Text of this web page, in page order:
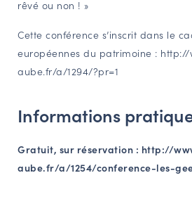
rêvé ou non ! »
Cette conférence s’inscrit dans le
européennes du patrimoine :
aube.fr/a/1294/?pr=1
Informations
Gratuit, sur réservation : http://
aube.fr/a/1254/conference-les-